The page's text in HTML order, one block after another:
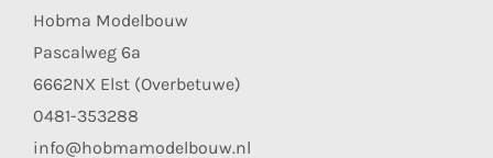
Hobma Modelbouw
Pascalweg 6a
6662NX Elst (Overbetuwe)
0481-353288
info@hobmamodelbouw.nl